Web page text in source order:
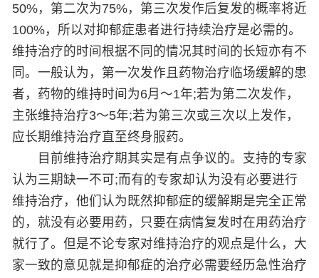
50%，第二次为75%，第三次发作后复发的概率将近
100%，所以对抑郁症患者进行持续治疗是必需的。
维持治疗的时间根据不同的情况其时间的长短亦有不
同。一般认为，第一次发作且药物治疗临场缓解的患
者，药物的维持时间为6月～1年;若为第二次发作，
主张维持治疗3～5年;若为第三次或三次以上发作，
应长期维持治疗直至终身服药。
目前维持治疗期其实是有点争议的。支持的专家
认为三期缺一不可;而有的专家却认为没有必要进行
维持治疗，他们认为既然抑郁症的缓解期是完全正常
的，就没有必要用药，只要在病情复发时在用药治疗
就行了。但是不论专家对维持治疗的观点是什么，大
家一致的意见就是抑郁症的治疗必需要经历急性治疗